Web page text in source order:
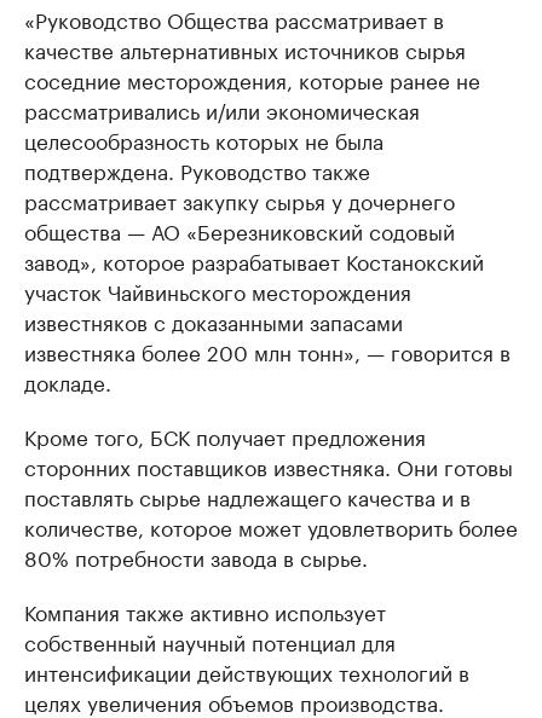
«Руководство Общества рассматривает в
качестве альтернативных источников сырья
соседние месторождения, которые ранее не
рассматривались и/или экономическая
целесообразность которых не была
подтверждена. Руководство также
рассматривает закупку сырья у дочернего
общества — АО «Березниковский содовый
завод», которое разрабатывает Костанокский
участок Чайвиньского месторождения
известняков с доказанными запасами
известняка более 200 млн тонн», — говорится в
докладе.
Кроме того, БСК получает предложения
сторонних поставщиков известняка. Они готовы
поставлять сырье надлежащего качества и в
количестве, которое может удовлетворить более
80% потребности завода в сырье.
Компания также активно использует
собственный научный потенциал для
интенсификации действующих технологий в
целях увеличения объемов производства.